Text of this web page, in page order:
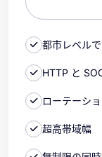
都市レベル
HTTP と
ローテーシ
超高帯域幅